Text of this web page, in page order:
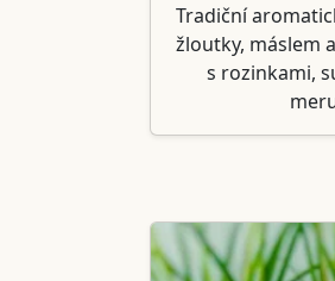
Tradiční
žloutky, máslem
s rozinkami,